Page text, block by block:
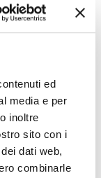
ed
media e per
inoltre
sito con i
dati web,
combinarle
sospeso
dal
Via
Via